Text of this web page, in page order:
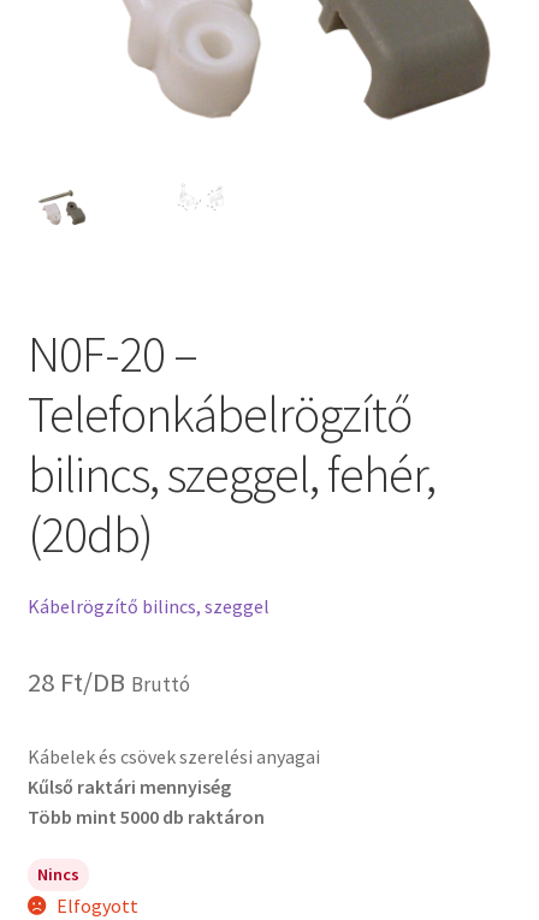
N0F-20 –
Telefonkábelrögzítő
bilincs, szeggel, fehér,
(20db)
Kábelrögzítő bilincs, szeggel
28 Ft/DB Bruttó
Kábelek és csövek szerelési anyagai
Kűlső raktári mennyiség
Több mint 5000 db raktáron
Nincs
Elfogyott